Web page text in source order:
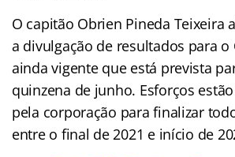
O capitão Obrien Pineda Teixeira
a divulgação de resultados para o
ainda vigente que está prevista
quinzena de junho. Esforços
pela corporação para finalizar
entre o final de 2021 e início de